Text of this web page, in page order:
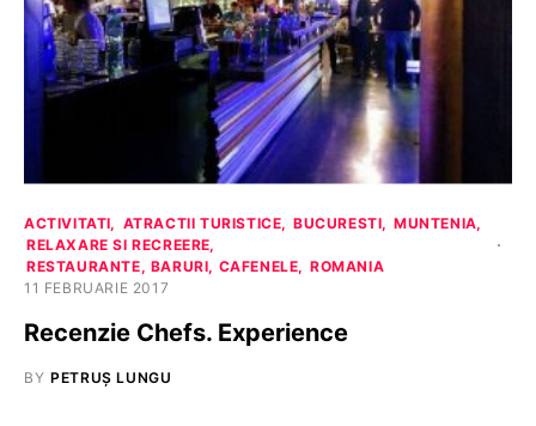
ACTIVITATI ATRACTII TURISTICE BUCURESTI
MUNTENIA
RELAXARE SI RECREERE
RESTAURANTE, BARURI, CAFENELE
ROMANIA
11 FEBRUARIE 2017
Recenzie Chefs. Experience
BY PETRUȘ LUNGU